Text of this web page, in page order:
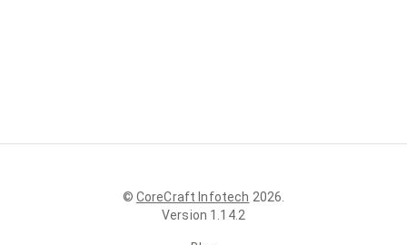
© CoreCraft Infotech 2026
Version 1.14.2